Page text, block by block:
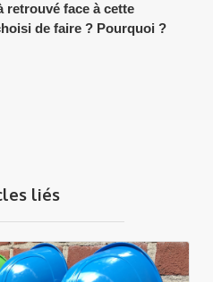
retrouvé face à cette
de faire ? Pourquoi ?
liés